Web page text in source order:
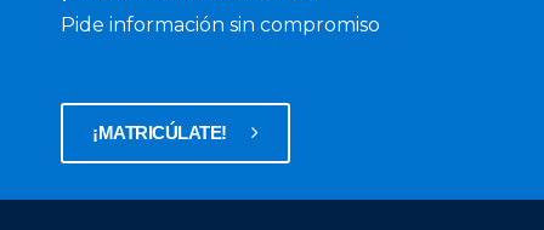
Pide información sin compromiso
¡MATRICÚLATE!